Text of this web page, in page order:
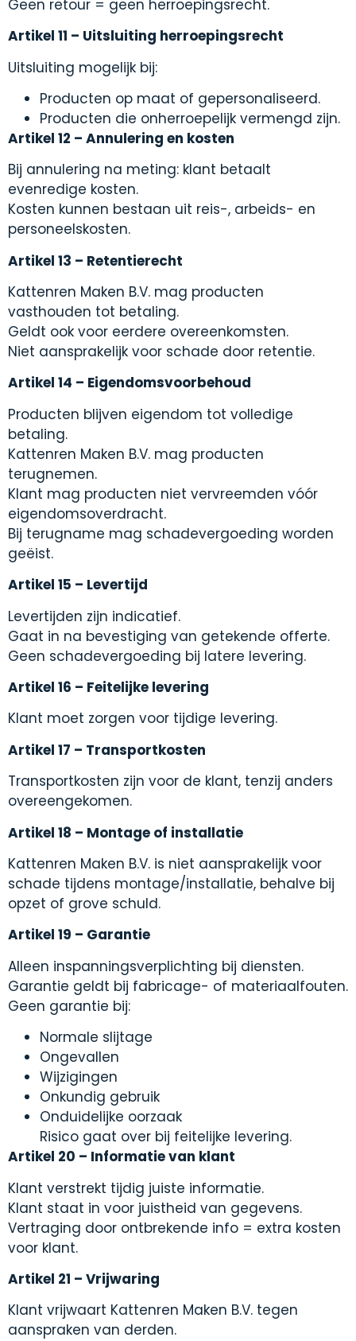
Geen retour = geen herroepingsrecht.
Artikel 11 – Uitsluiting herroepingsrecht
Uitsluiting mogelijk bij:
Producten op maat of gepersonaliseerd.
Producten die onherroepelijk vermengd zijn.
Artikel 12 – Annulering en kosten
Bij annulering na meting: klant betaalt
evenredige kosten.
Kosten kunnen bestaan uit reis-, arbeids- en
personeelskosten.
Artikel 13 – Retentierecht
Kattenren Maken B.V. mag producten
vasthouden tot betaling.
Geldt ook voor eerdere overeenkomsten.
Niet aansprakelijk voor schade door retentie.
Artikel 14 – Eigendomsvoorbehoud
Producten blijven eigendom tot volledige
betaling.
Kattenren Maken B.V. mag producten
terugnemen.
Klant mag producten niet vervreemden vóór
eigendomsoverdracht.
Bij terugname mag schadevergoeding worden
geëist.
Artikel 15 – Levertijd
Levertijden zijn indicatief.
Gaat in na bevestiging van getekende offerte.
Geen schadevergoeding bij latere levering.
Artikel 16 – Feitelijke levering
Klant moet zorgen voor tijdige levering.
Artikel 17 – Transportkosten
Transportkosten zijn voor de klant, tenzij anders
overeengekomen.
Artikel 18 – Montage of installatie
Kattenren Maken B.V. is niet aansprakelijk voor
schade tijdens montage/installatie, behalve bij
opzet of grove schuld.
Artikel 19 – Garantie
Alleen inspanningsverplichting bij diensten.
Garantie geldt bij fabricage- of materiaalfouten.
Geen garantie bij:
Normale slijtage
Ongevallen
Wijzigingen
Onkundig gebruik
Onduidelijke oorzaak
Risico gaat over bij feitelijke levering.
Artikel 20 – Informatie van klant
Klant verstrekt tijdig juiste informatie.
Klant staat in voor juistheid van gegevens.
Vertraging door ontbrekende info = extra kosten
voor klant.
Artikel 21 – Vrijwaring
Klant vrijwaart Kattenren Maken B.V. tegen
aanspraken van derden.